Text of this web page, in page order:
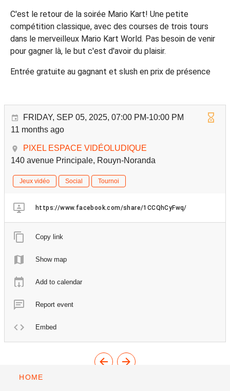
C'est le retour de la soirée Mario Kart! Une petite
compétition classique, avec des courses de trois tours
dans le merveilleux Mario Kart World. Pas besoin de venir
pour gagner là, le but c'est d'avoir du plaisir.
Entrée gratuite au gagnant et slush en prix de présence
FRIDAY, SEP 05, 2025, 07:00 PM-10:00 PM
11 months ago
PIXEL ESPACE VIDÉOLUDIQUE
140 avenue Principale, Rouyn-Noranda
Jeux vidéo Social Tournoi
https://www.facebook.com/share/1CCQhCyFwq/
Copy link
Show map
Add to calendar
Report event
Embed
HOME